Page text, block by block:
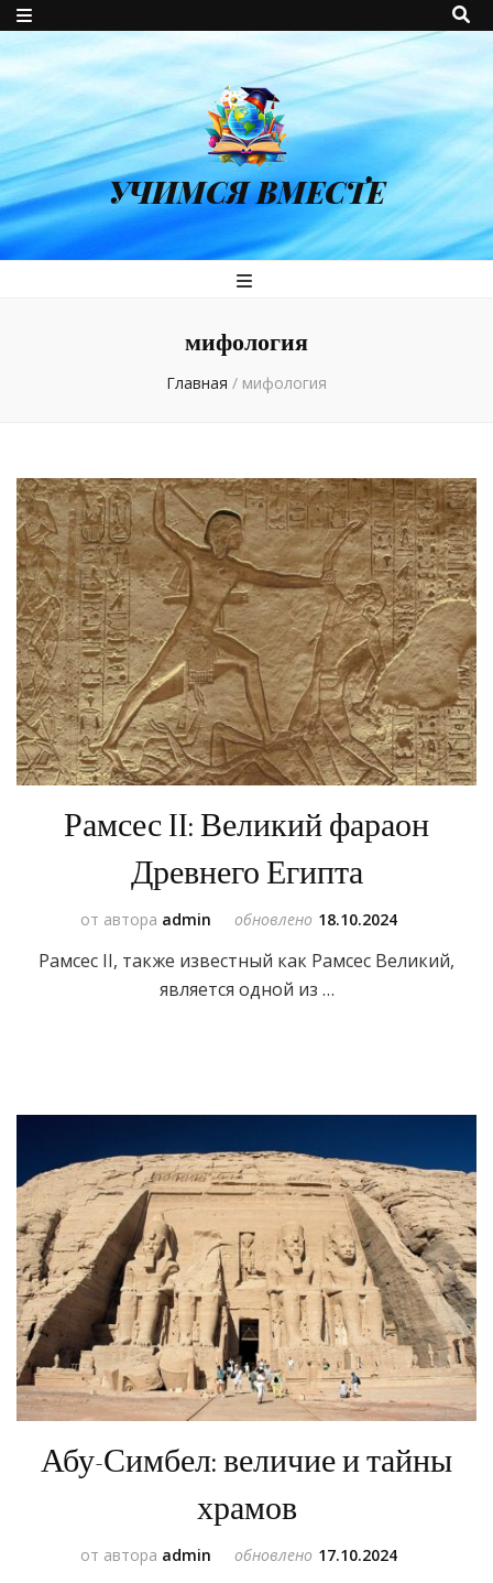
УЧИМСЯ ВМЕСТЕ
мифология
Главная / мифология
Рамсес II: Великий фараон
Древнего Египта
от автора admin обновлено 18.10.2024
Рамсес II, также известный как Рамсес Великий,
является одной из …
Абу-Симбел: величие и тайны
храмов
от автора admin обновлено 17.10.2024